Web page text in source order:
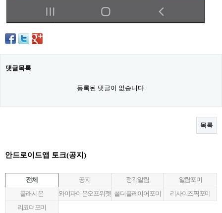
댓글목록
등록된 댓글이 없습니다.
목록
안드로이드앱 토크(공지)
전체 공지 정각알림
알람포미
플래시온
와이파이온오프위젯 폴더플레이어포미
리사이즈픽포미
리코더포미